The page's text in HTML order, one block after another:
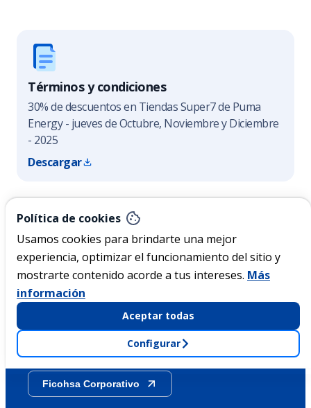
Términos y condiciones
30% de descuentos en Tiendas Super7 de Puma
Energy - jueves de Octubre, Noviembre y Diciembre
- 2025
Descargar
Política de cookies
Usamos cookies para brindarte una mejor
experiencia, optimizar el funcionamiento del sitio y
mostrarte contenido acorde a tus intereses. Más
información
Aceptar todas
Configurar
Nicaragua
Acerca de Ficohsa
Sostenibilidad
Ficohsa Corporativo